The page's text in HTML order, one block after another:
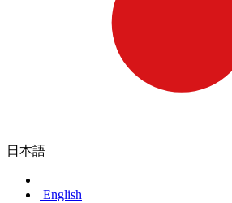
日本語
English